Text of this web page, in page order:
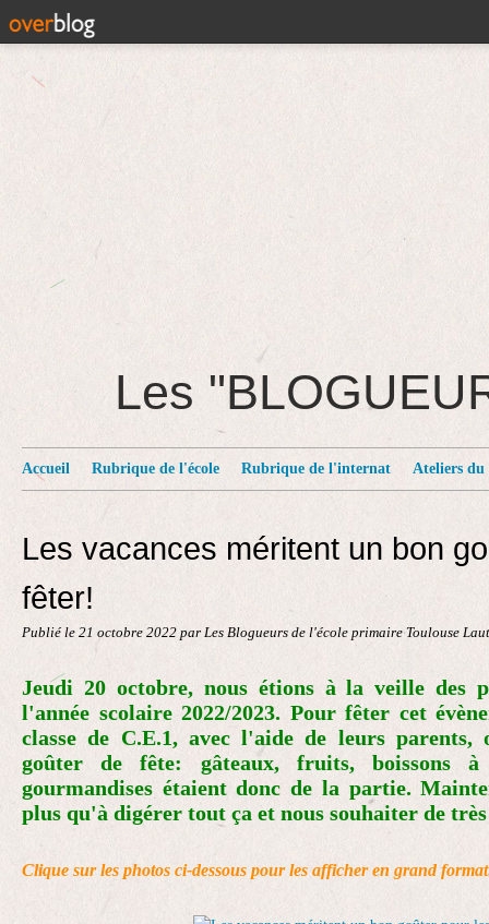
Les
Accueil Rubrique de l'école Rubrique de l'internat Ateliers du
Les vacances méritent un bon
fêter!
Publié le 21 octobre 2022 par Les Blogueurs de l'école primaire Toulouse
Jeudi 20 octobre, nous étions à la veille des
l'année scolaire 2022/2023. Pour fêter cet
classe de C.E.1, avec l'aide de leurs parents,
goûter de fête: gâteaux, fruits, boissons
gourmandises étaient donc de la partie.
plus qu'à digérer tout ça et nous souhaiter de très
Clique sur les photos ci-dessous pour les afficher en grand